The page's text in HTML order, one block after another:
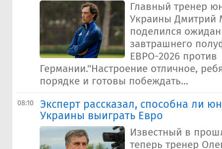
Главный тренер
Украины Дмитрий
поделился
завтрашнего
ЕВРО-2026 против
Германии."Настроение отличное,
порядке и готовы побеждать...
08:10
Эксперт рассказал, способна ли
Украины выиграть Евро
Известный в
теперь тренер